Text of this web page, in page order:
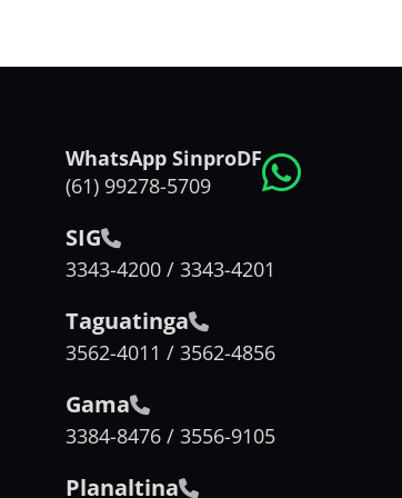
WhatsApp SinproDF
(61) 99278-5709
SIG
3343-4200 / 3343-4201
Taguatinga
3562-4011 / 3562-4856
Gama
3384-8476 / 3556-9105
Planaltina